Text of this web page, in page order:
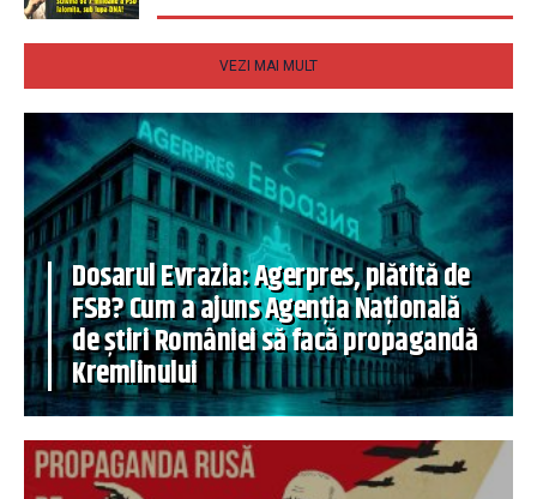
VEZI MAI MULT
Dosarul Evrazia: Agerpres, plătită de
FSB? Cum a ajuns Agenția Națională
de știri României să facă propagandă
Kremlinului